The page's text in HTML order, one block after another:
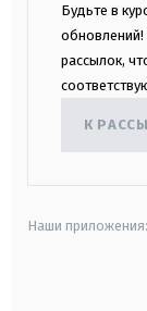
Будьте в
обновлений!
рассылок,
К
Наши приложения: